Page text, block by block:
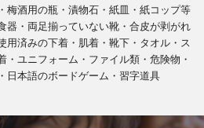
梅酒用の瓶・漬物石・紙皿・紙コップ等
器・両足揃っていない靴・合皮が剥がれ
用済みの下着・肌着・靴下・タオル・ス
・ユニフォーム・ファイル類・危険物・
日本語のボードゲーム・習字道具